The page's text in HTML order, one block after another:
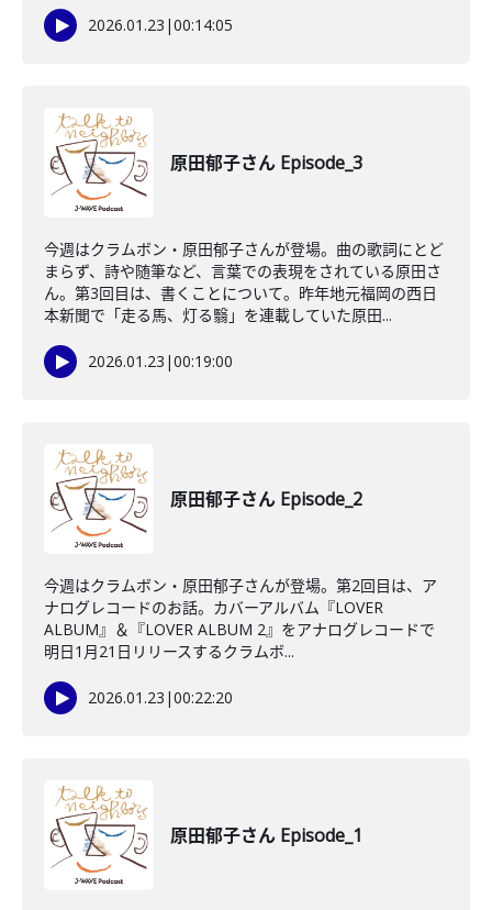
2026.01.23 |00:14:05
原田郁子さん Episode_3
今週はクラムボン・原田郁子さんが登場。曲の歌詞にとど
まらず、詩や随筆など、言葉での表現をされている原田さ
ん。第3回目は、書くことについて。昨年地元福岡の西日
本新聞で「走る馬、灯る翳」を連載していた原田...
2026.01.23 |00:19:00
原田郁子さん Episode_2
今週はクラムボン・原田郁子さんが登場。第2回目は、ア
ナログレコードのお話。カバーアルバム『LOVER
ALBUM』＆『LOVER ALBUM 2』をアナログレコードで
明日1月21日リリースするクラムボ...
2026.01.23 |00:22:20
原田郁子さん Episode_1